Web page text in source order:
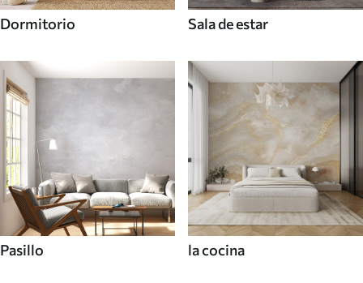
Dormitorio Sala de estar
Pasillo la cocina